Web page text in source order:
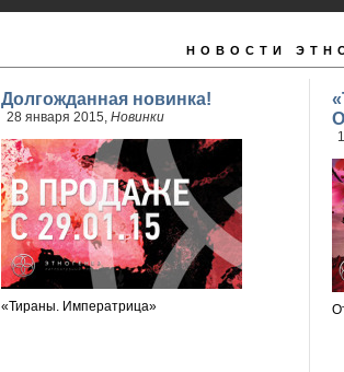
НОВОСТИ
Долгожданная новинка!
28 января 2015, Новинки
«Тираны. Императрица»